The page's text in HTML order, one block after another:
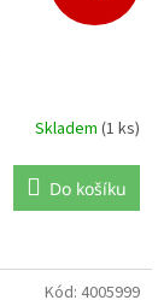
Skladem (1 ks)
Do košíku
Kód: 4005999